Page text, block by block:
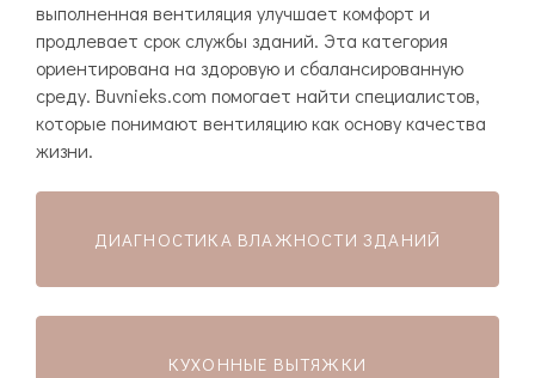
выполненная вентиляция улучшает комфорт и
продлевает срок службы зданий. Эта категория
ориентирована на здоровую и сбалансированную
среду. Buvnieks.com помогает найти специалистов,
которые понимают вентиляцию как основу качества
жизни.
ДИАГНОСТИКА ВЛАЖНОСТИ ЗДАНИЙ
КУХОННЫЕ ВЫТЯЖКИ